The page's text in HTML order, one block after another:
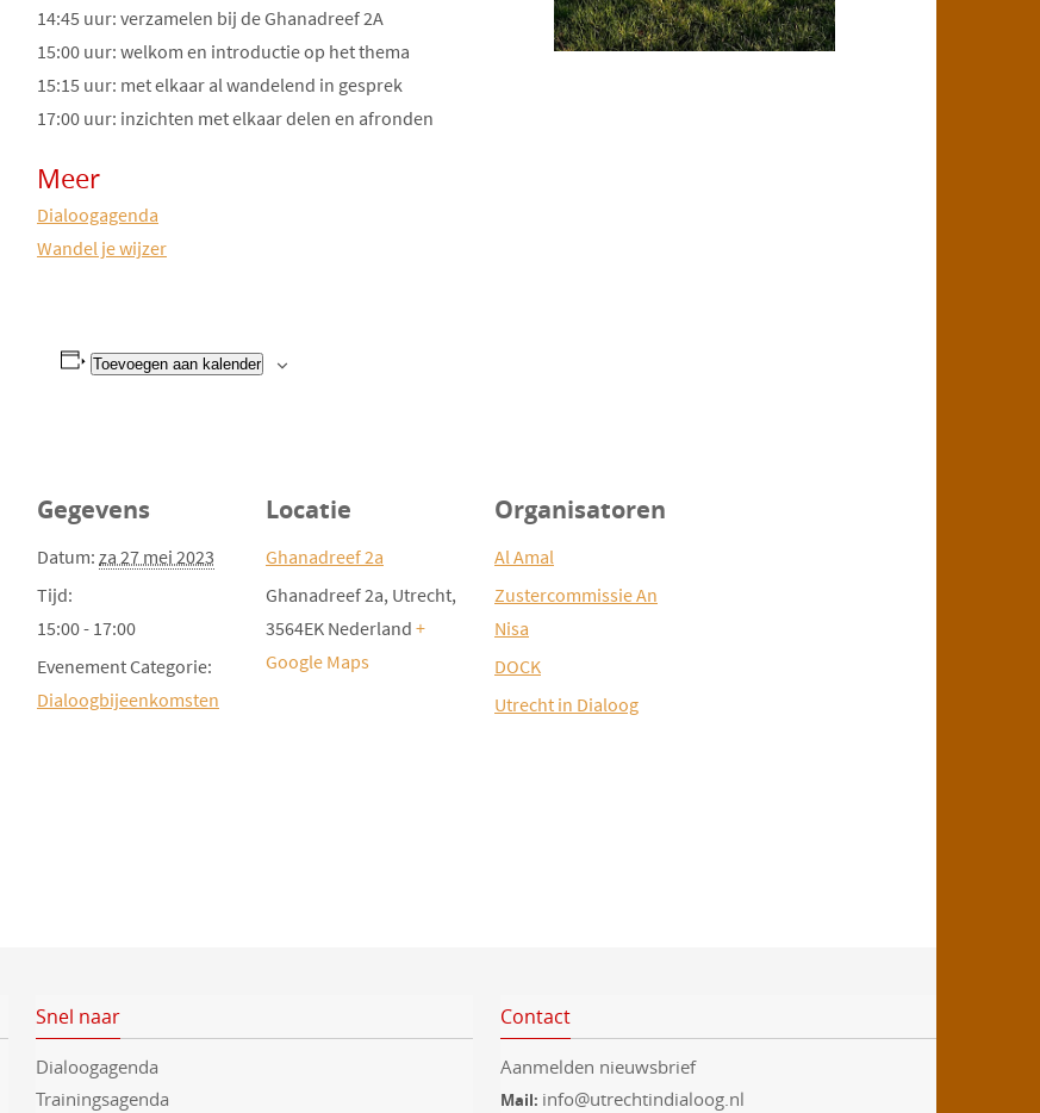
14:45 uur: verzamelen bij de Ghanadreef 2A
15:00 uur: welkom en introductie op het thema
15:15 uur: met elkaar al wandelend in gesprek
17:00 uur: inzichten met elkaar delen en afronden
Meer
Dialoogagenda
Wandel je wijzer
Toevoegen aan kalender
Gegevens
Datum: za 27 mei 2023
Tijd:
15:00 - 17:00
Evenement Categorie:
Dialoogbijeenkomsten
Locatie
Ghanadreef 2a
Ghanadreef 2a Utrecht,
3564EK Nederland +
Google Maps
Organisatoren
Al Amal
Zustercommissie An
Nisa
DOCK
Utrecht in Dialoog
Snel naar
Dialoogagenda
Trainingsagenda
Contact
Aanmelden nieuwsbrief
Mail: info@utrechtindialoog.nl